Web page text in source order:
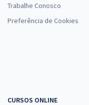
Trabalhe Conosco
Preferência de Cookies
CURSOS ONLINE